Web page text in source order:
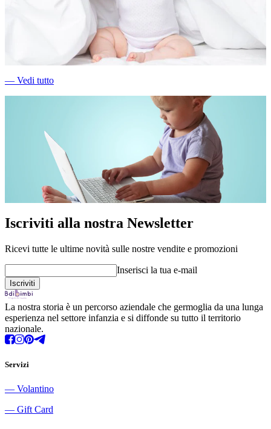
― Vedi tutto
Iscriviti alla nostra Newsletter
Ricevi tutte le ultime novità sulle nostre vendite e promozioni
Inserisci la tua e-mail
La nostra storia è un percorso aziendale che germoglia da una lunga
esperienza nel settore infanzia e si diffonde su tutto il territorio
nazionale.
Servizi
― Volantino
― Gift Card